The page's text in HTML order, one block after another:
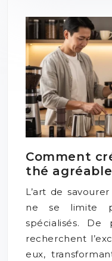
Comment
thé
L’art de
ne se limite
spécialisés. De
recherchent
eux,